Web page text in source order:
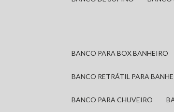
BANCO PARA BOX BANHEIRO
BANCO RETRÁTIL PARA
BANCO PARA CHUVEIRO